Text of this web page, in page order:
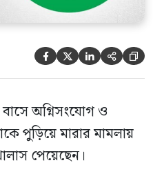
    
অগ্নিসংযোগ ও
পুড়িয়ে মারার মামলায়
পেয়েছেন।